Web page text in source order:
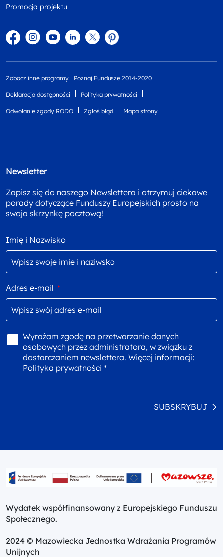
Promocja projektu
FacebookInstagram
YouTubeLinkedintwitterPinterest
Zobacz inne programy Poznaj Fundusze 2014-2020
Deklaracja dostępności Polityka prywatności
Odwołanie zgody RODO Zgłoś błąd Mapa strony
Newsletter
Zapisz się do naszego Newslettera i otrzymuj ciekawe
porady dotyczące Funduszy Europejskich prosto na
swoja skrzynkę pocztową!
Imię i Nazwisko
Adres e-mail *
Wyrażam zgodę na przetwarzanie danych
osobowych przez administratora, w związku z
dostarczaniem newslettera. Więcej informacji:
Polityka prywatności *
SUBSKRYBUJ
Wydatek współfinansowany z Europejskiego Funduszu
Społecznego.
2024 © Mazowiecka Jednostka Wdrażania Programów
Unijnych